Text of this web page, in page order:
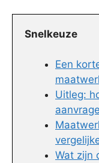
Snelkeuze
Een
Uitleg:
Wat zijn